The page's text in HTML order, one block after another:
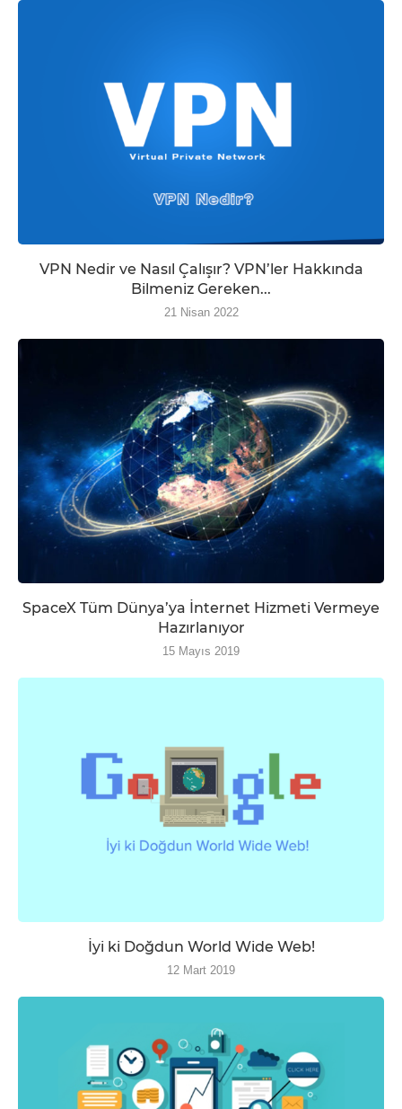
VPN Nedir ve Nasıl Çalışır? VPN’ler Hakkında
Bilmeniz Gereken...
21 Nisan 2022
SpaceX Tüm Dünya’ya İnternet Hizmeti Vermeye
Hazırlanıyor
15 Mayıs 2019
İyi ki Doğdun World Wide Web!
12 Mart 2019